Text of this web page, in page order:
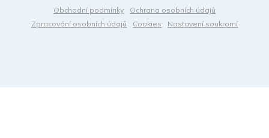
Obchodní podmínky
Ochrana osobních údajů
Zpracování osobních údajů
Cookies Nastavení soukromí